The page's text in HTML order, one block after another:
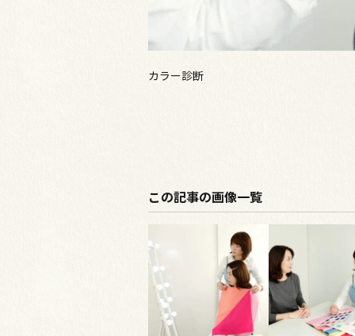
カラー診断
この記事の画像一覧